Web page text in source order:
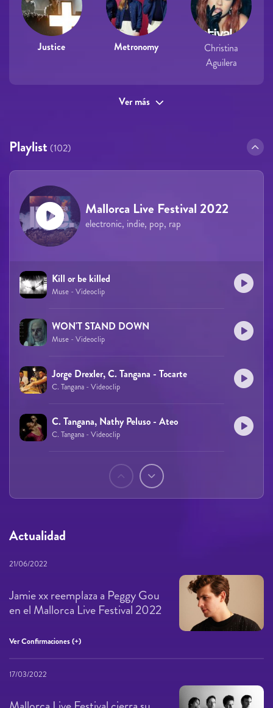
Justice Metronomy
Christina
Aguilera
Ver más
Playlist (102)
Mallorca Live Festival 2022
electronic, indie, pop, rap
Kill or be killed
Muse - Videoclip
WON'T STAND DOWN
Muse - Videoclip
Jorge Drexler, C. Tangana - Tocarte
C. Tangana - Videoclip
C. Tangana, Nathy Peluso - Ateo
C. Tangana - Videoclip
Actualidad
21/06/2022
Jamie xx reemplaza a Peggy Gou
en el Mallorca Live Festival 2022
Ver Confirmaciones (+)
17/03/2022